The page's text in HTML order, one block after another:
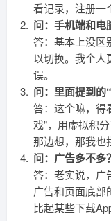
看记录，注册一
问：手机端和电
答：基本上没区
以切换。我个人
误。
问：里面提到的
答：这个嘛，得
戏”，用虚拟积
那边想，那我也
问：广告多不多
答：老实说，广
广告和页面底部
比起某些下载